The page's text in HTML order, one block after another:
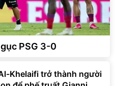
PSG 3-0
Khelaifi trở thành người